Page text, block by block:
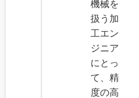
機械を
扱う加
工エン
ジニア
にとっ
て、精
度の高